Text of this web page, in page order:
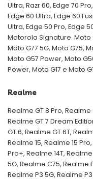
Ultra, Razr 60, Edge 70
Edge 60 Ultra, Edge 60
Ultra, Edge 50 Pro, Edge
Motorola Signature. Moto
Moto G77 5G, Moto G75,
Moto G57 Power, Moto
Power, Moto G17 e Moto
Realme
Realme GT 8 Pro, Realme
Realme GT 7 Dream
GT 6, Realme GT 6T,
Realme 15, Realme 15
Pro+, Realme 14T,
5G, Realme C75, Realme
Realme P3 5G, Realme